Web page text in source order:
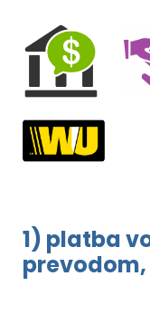
1) platba
prevodom,